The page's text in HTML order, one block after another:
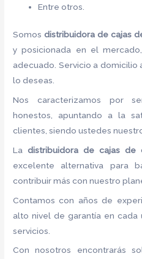
Entre otros.
Somosdistribuidora de cajas
y posicionada en el
adecuado. Servicio a domicilio
lo deseas.
Nos caracterizamos por
honestos, apuntando a la
clientes, siendo ustedes
La distribuidora de cajas de
excelente alternativa para
contribuir más con nuestro
Contamos con años de
alto nivel de garantía en
servicios.
Con nosotros encontrarás